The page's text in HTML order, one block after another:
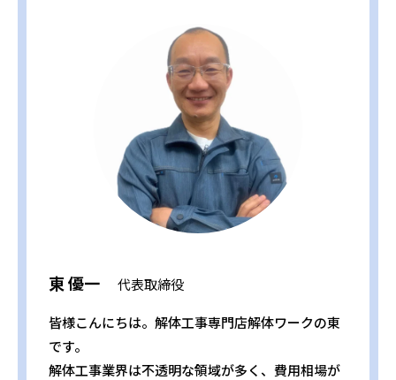
東 優一 代表取締役
皆様こんにちは。解体工事専門店解体ワークの東
です。
解体工事業界は不透明な領域が多く、費用相場が